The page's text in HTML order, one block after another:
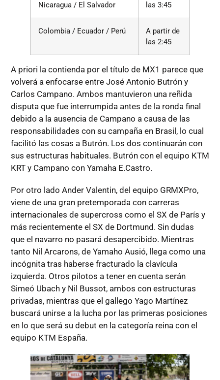
Nicaragua / El Salvador las 3:45
Colombia / Ecuador / Perú
A partir de
las 2:45
A priori la contienda por el título de MX1 parece que
volverá a enfocarse entre José Antonio Butrón y
Carlos Campano. Ambos mantuvieron una reñida
disputa que fue interrumpida antes de la ronda final
debido a la ausencia de Campano a causa de las
responsabilidades con su campaña en Brasil, lo cual
facilitó las cosas a Butrón. Los dos continuarán con
sus estructuras habituales. Butrón con el equipo KTM
KRT y Campano con Yamaha E.Castro.
Por otro lado Ander Valentin, del equipo GRMXPro,
viene de una gran pretemporada con carreras
internacionales de supercross como el SX de París y
más recientemente el SX de Dortmund. Sin dudas
que el navarro no pasará desapercibido. Mientras
tanto Nil Arcarons, de Yamaho Ausió, llega como una
incógnita tras haberse fracturado la clavícula
izquierda. Otros pilotos a tener en cuenta serán
Simeó Ubach y Nil Bussot, ambos con estructuras
privadas, mientras que el gallego Yago Martínez
buscará unirse a la lucha por las primeras posiciones
en lo que será su debut en la categoría reina con el
equipo KTM España.